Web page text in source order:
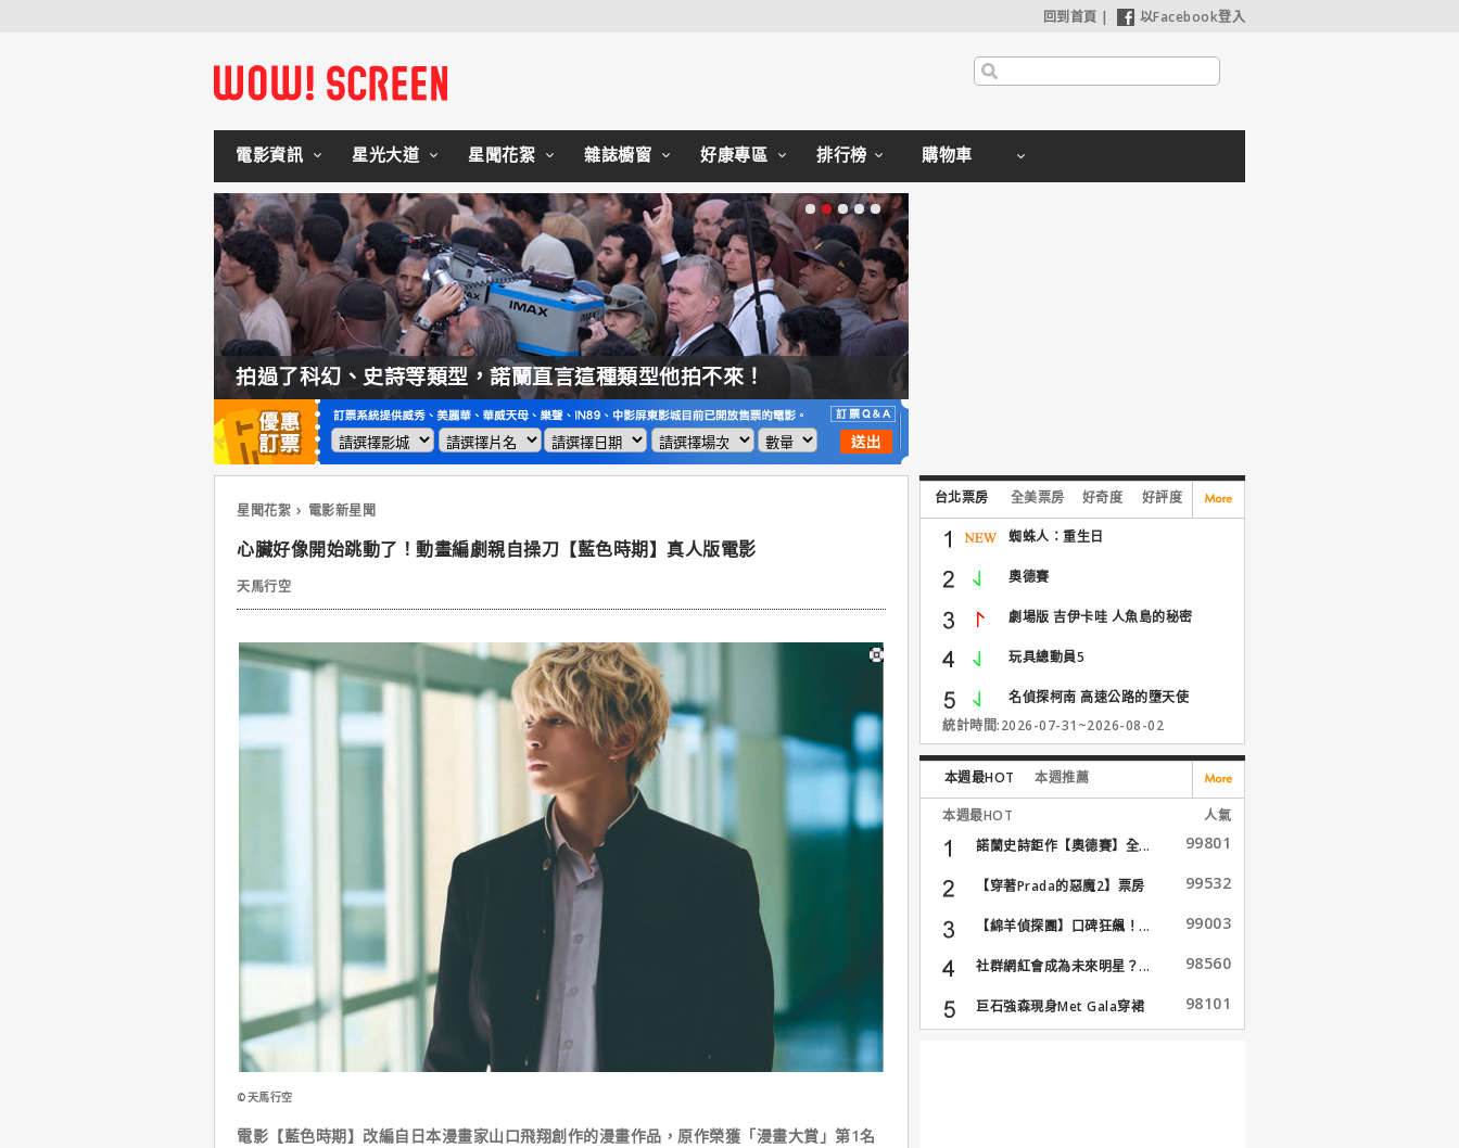
回到首頁 | 以Facebook登入
電影資訊 星光大道 星聞花絮 雜誌櫥窗 好康專區 排行榜 購物車
拍過了科幻、史詩等類型，諾蘭直言這種類型他拍不來！
星聞花絮 電影新星聞
心臟好像開始跳動了！動畫編劇親自操刀【藍色時期】真人版電影
天馬行空
©天馬行空
電影【藍色時期】改編自日本漫畫家山口飛翔創作的漫畫作品，原作榮獲「漫畫大賞」第1名
台北票房 全美票房 好奇度 好評度
蜘蛛人：重生日
奧德賽
劇場版 吉伊卡哇 人魚島的秘密
玩具總動員5
名偵探柯南 高速公路的墮天使
統計時間:2026-07-31~2026-08-02
本週最HOT 本週推薦
本週最HOT
人氣
諾蘭史詩鉅作【奧德賽】全...
99801
【穿著Prada的惡魔2】票房
99532
【綿羊偵探團】口碑狂飆！... 99003
社群網紅會成為未來明星？... 98560
巨石強森現身Met Gala穿裙
子...
98101